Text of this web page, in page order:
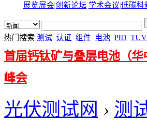
展览展会|创新论坛 学术会议|低碳科
热门搜索 测试 认证 组件 电池 PID TUV
首届钙钛矿与叠层电池（
峰会
光伏测试网 › 测